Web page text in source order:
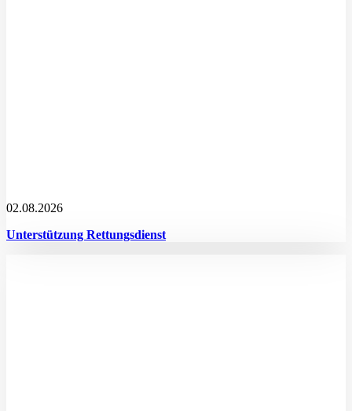
02.08.2026
Unterstützung Rettungsdienst